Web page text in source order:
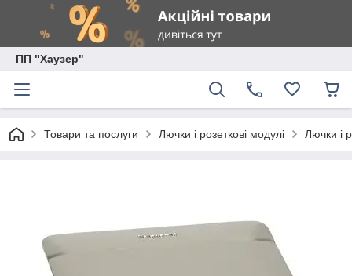
ПП "Хаузер"
Товари та послуги Лючки і розеткові модулі Лючки і